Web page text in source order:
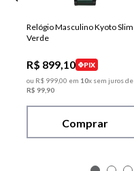
Relógio Masculino Kyoto Slim
Verde
R$ 899,10
PIX
ou R$ 99900 em 10x sem juros de
R$ 99 90
Comprar